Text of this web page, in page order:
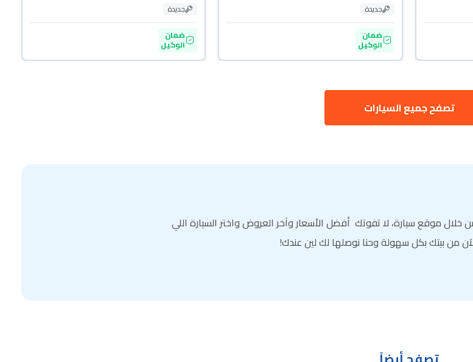
جديدة
ضمان
الوكيل
جديدة
ضمان
الوكيل
تصفح جميع السيارات
موقع سيارة، لا تفوتك أفضل الأسعار وآخر العروض واختر السيارة اللي
من بيتك بكل سهولة وحنا نوصلها لك لين عندك!